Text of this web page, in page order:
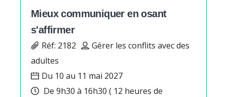
Mieux communiquer en osant
s'affirmer
Réf: 2182
Gérer les conflits avec des
adultes
Du 10 au 11 mai 2027
De 9h30 à 16h30 ( 12 heures de